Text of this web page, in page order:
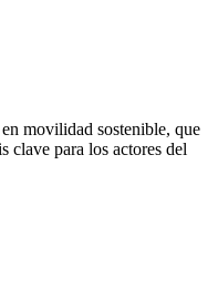
movilidad sostenible, que
clave para los actores del